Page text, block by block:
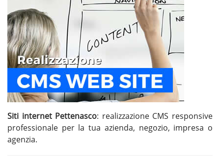
Siti internet Pettenasco: realizzazione CMS responsive
professionale per la tua azienda, negozio, impresa o
agenzia.